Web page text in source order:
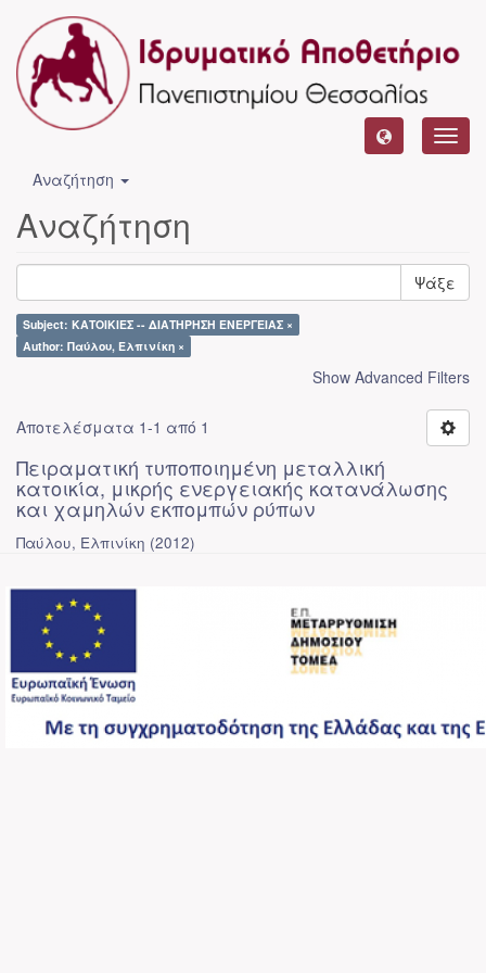
Αναζήτηση
Αναζήτηση
Ψάξε
Subject: ΚΑΤΟΙΚΙΕΣ -- ΔΙΑΤΗΡΗΣΗ ΕΝΕΡΓΕΙΑΣ ×
Author: Παύλου, Ελπινίκη ×
Show Advanced Filters
Αποτελέσματα 1-1 από 1
Πειραματική τυποποιημένη μεταλλική
κατοικία, μικρής ενεργειακής κατανάλωσης
και χαμηλών εκπομπών ρύπων
Παύλου, Ελπινίκη (2012)